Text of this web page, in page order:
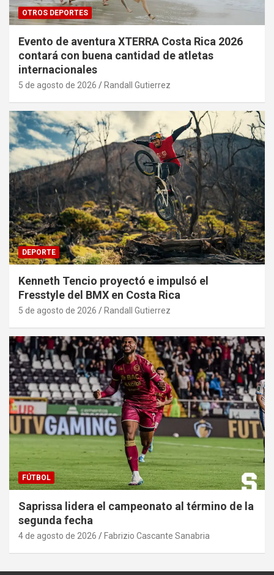
OTROS DEPORTES
Evento de aventura XTERRA Costa Rica 2026
contará con buena cantidad de atletas
internacionales
5 de agosto de 2026 Randall Gutierrez
DEPORTE
Kenneth Tencio proyectó e impulsó el
Fresstyle del BMX en Costa Rica
5 de agosto de 2026 Randall Gutierrez
FÚTBOL
Saprissa lidera el campeonato al término de la
segunda fecha
4 de agosto de 2026 Fabrizio Cascante Sanabria